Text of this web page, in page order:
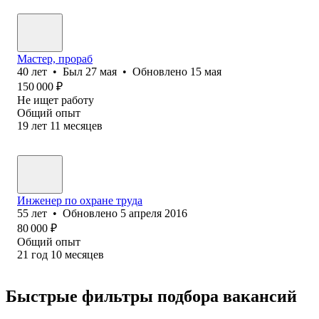
Мастер, прораб
40 лет • Был 27 мая • Обновлено 15 мая
150 000 ₽
Не ищет работу
Общий опыт
19 лет 11 месяцев
Инженер по охране труда
55 лет • Обновлено 5 апреля 2016
80 000 ₽
Общий опыт
21 год 10 месяцев
Быстрые фильтры подбора вакансий